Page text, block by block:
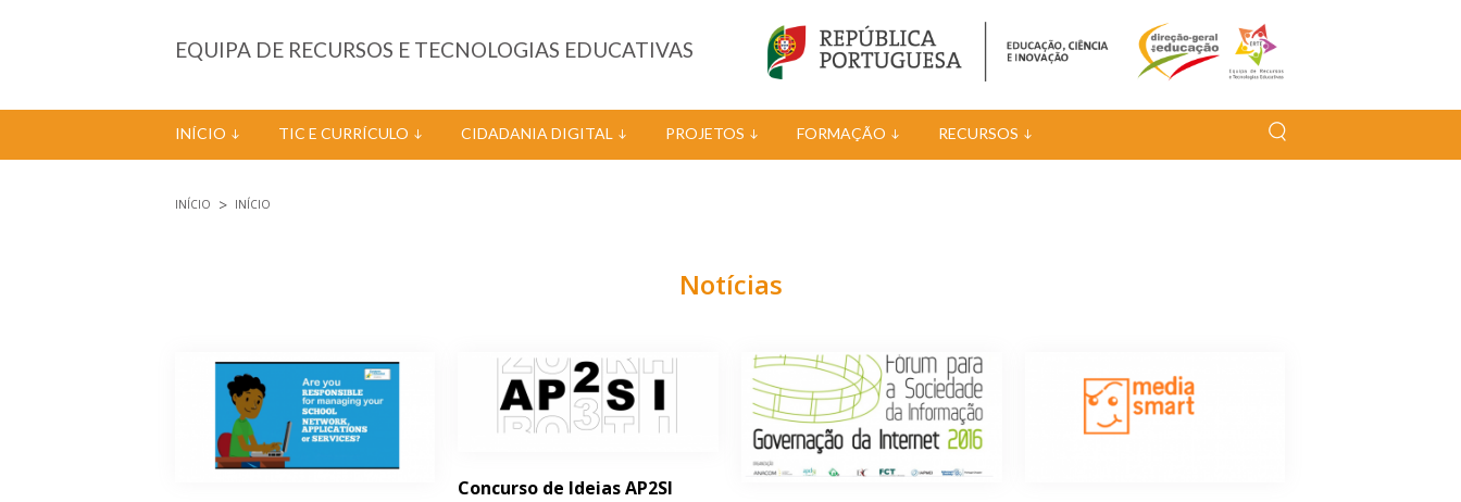
EQUIPA DE RECURSOS E TECNOLOGIAS EDUCATIVAS
INÍCIO TIC E CURRÍCULO CIDADANIA DIGITAL PROJETOS FORMAÇÃO RECURSOS
INÍCIO INÍCIO
Notícias
Concurso de Ideias AP2SI
Páginas